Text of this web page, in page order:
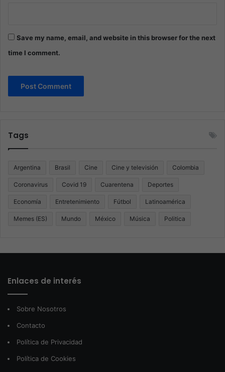
Save my name, email, and website in this browser for the next
time I comment.
Tags
Argentina Brasil Cine Cine y televisión Colombia
Coronavirus Covid 19 Cuarentena Deportes
Economía Entretenimiento Fútbol Latinoamérica
Memes (ES) Mundo México Música Politica
Enlaces de interés
Sobre Nosotros
Contacto
Política de Privacidad
Política de Cookies